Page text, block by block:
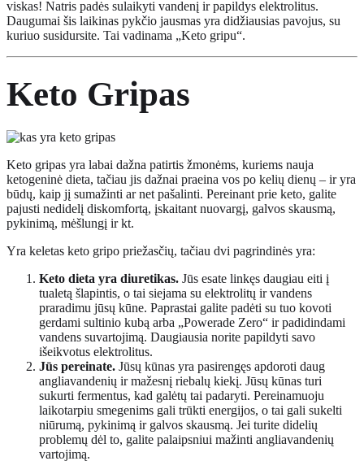
viskas! Natris padės sulaikyti vandenį ir papildys elektrolitus.
Daugumai šis laikinas pykčio jausmas yra didžiausias pavojus, su
kuriuo susidursite. Tai vadinama „Keto gripu“.
Keto Gripas
Keto gripas yra labai dažna patirtis žmonėms, kuriems nauja
ketogeninė dieta, tačiau jis dažnai praeina vos po kelių dienų – ir yra
būdų, kaip jį sumažinti ar net pašalinti. Pereinant prie keto, galite
pajusti nedidelį diskomfortą, įskaitant nuovargį, galvos skausmą,
pykinimą, mėšlungį ir kt.
Yra keletas keto gripo priežasčių, tačiau dvi pagrindinės yra:
Keto dieta yra diuretikas. Jūs esate linkęs daugiau eiti į
tualetą šlapintis, o tai siejama su elektrolitų ir vandens
praradimu jūsų kūne. Paprastai galite padėti su tuo kovoti
gerdami sultinio kubą arba „Powerade Zero“ ir padidindami
vandens suvartojimą. Daugiausia norite papildyti savo
išeikvotus elektrolitus.
Jūs pereinate. Jūsų kūnas yra pasirengęs apdoroti daug
angliavandenių ir mažesnį riebalų kiekį. Jūsų kūnas turi
sukurti fermentus, kad galėtų tai padaryti. Pereinamuoju
laikotarpiu smegenims gali trūkti energijos, o tai gali sukelti
niūrumą, pykinimą ir galvos skausmą. Jei turite didelių
problemų dėl to, galite palaipsniui mažinti angliavandenių
vartojimą.